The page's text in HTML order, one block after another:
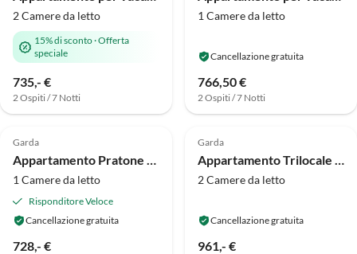
2 Camere da letto
15% di sconto·Offerta
speciale
735,- €
2 Ospiti / 7 Notti
1 Camere da letto
Cancellazione gratuita
766,50 €
2 Ospiti / 7 Notti
Alto
4.7 (3)
Garda
1 Camere da letto
Risponditore Veloce
Cancellazione gratuita
728,- €
Alto
Garda
2 Camere da letto
Cancellazione gratuita
961,- €